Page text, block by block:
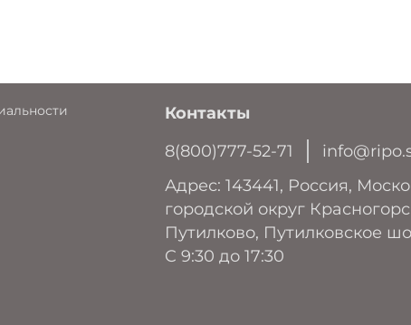
Контакты
8(800)777-52-71
Адрес: 143441, Россия,
городской округ
Путилково, Путилковское
C 9:30 до 17:30